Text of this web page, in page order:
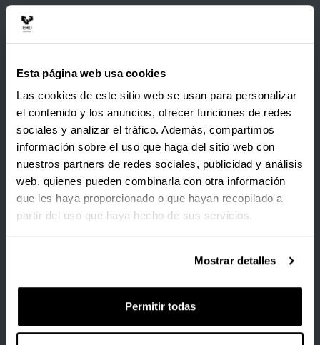
Esta página web usa cookies
Las cookies de este sitio web se usan para personalizar
el contenido y los anuncios, ofrecer funciones de redes
sociales y analizar el tráfico. Además, compartimos
información sobre el uso que haga del sitio web con
nuestros partners de redes sociales, publicidad y análisis
web, quienes pueden combinarla con otra información
que les haya proporcionado o que hayan recopilado a
partir del uso que haya hecho de sus servicios.
Mostrar detalles
Permitir todas
3dB Consultores
Deneb Medical S.L.
FUNDACIÓN TEKNIKER
Fundación Centro de Tecnologías de Interacción Visual
y Comunicaciones Vicomtech
Fundación Tecnalia Research & Innovation
Gaiker
INNOPROT
Agrario S.A.